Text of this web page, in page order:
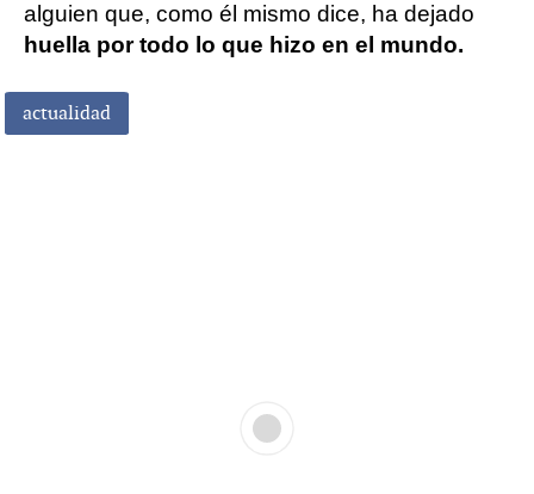
alguien que, como él mismo dice, ha dejado
huella por todo lo que hizo en el mundo.
actualidad